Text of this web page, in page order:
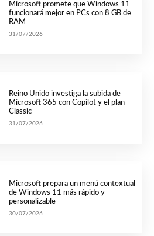
Microsoft promete que Windows 11
funcionará mejor en PCs con 8 GB de
RAM
31/07/2026
Reino Unido investiga la subida de
Microsoft 365 con Copilot y el plan
Classic
31/07/2026
Microsoft prepara un menú contextual
de Windows 11 más rápido y
personalizable
30/07/2026